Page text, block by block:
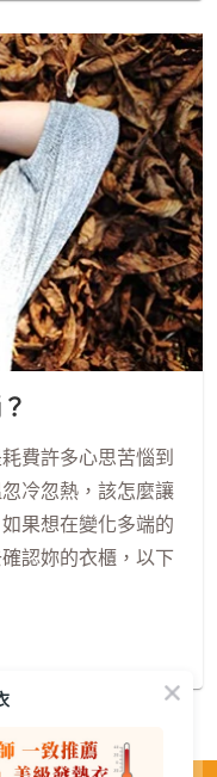
費許多心思苦惱到
冷忽熱，該怎麼讓
果想在變化多端的
認妳的衣櫃，以下